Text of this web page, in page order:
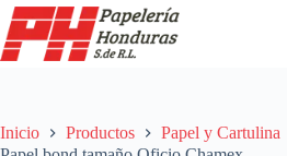
Saltar
al
contenido
Inicio Productos Papel y Cartulina